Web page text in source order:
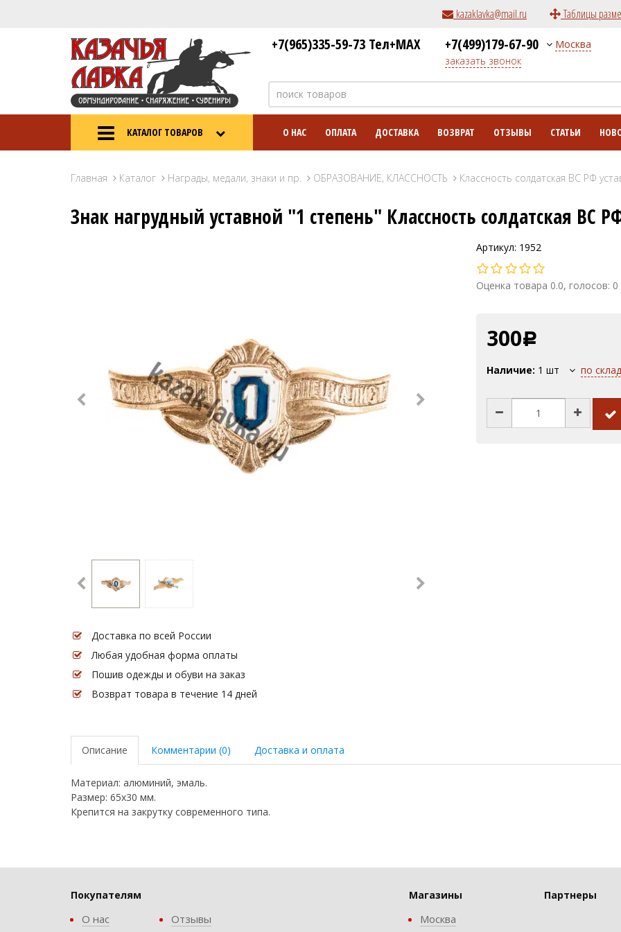
kazaklavka@mail.ru Таблицы
+7(965)335-59-73 Тел+MAX +7(499)179-67-90
заказать звонок
Москва
КАТАЛОГ ТОВАРОВ О НАС ОПЛАТА ДОСТАВКА ВОЗВРАТ ОТЗЫВЫ СТАТЬИ
Главная Каталог Награды, медали, знаки и пр. ОБРАЗОВАНИЕ, КЛАССНОСТЬ Классность солдатская ВС РФ
Знак нагрудный уставной "1 степень" Классность солдатская ВС
Доставка по всей России
Любая удобная форма оплаты
Пошив одежды и обуви на заказ
Возврат товара в течение 14 дней
Артикул: 1952
Оценка товара 0.0, голосов: 0
300Р
Наличие: 1 шт по
Описание Комментарии (0) Доставка и оплата
Материал: алюминий, эмаль.
Размер: 65х30 мм.
Крепится на закрутку современного типа.
Покупателям
О нас
Отзывы
Магазины
Москва
Партнеры